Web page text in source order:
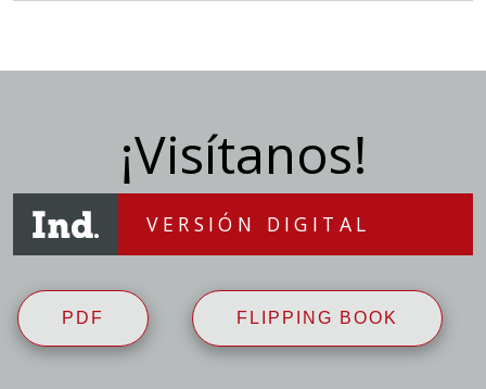
¡Visítanos!
VERSIÓN DIGITAL
PDF FLIPPING BOOK